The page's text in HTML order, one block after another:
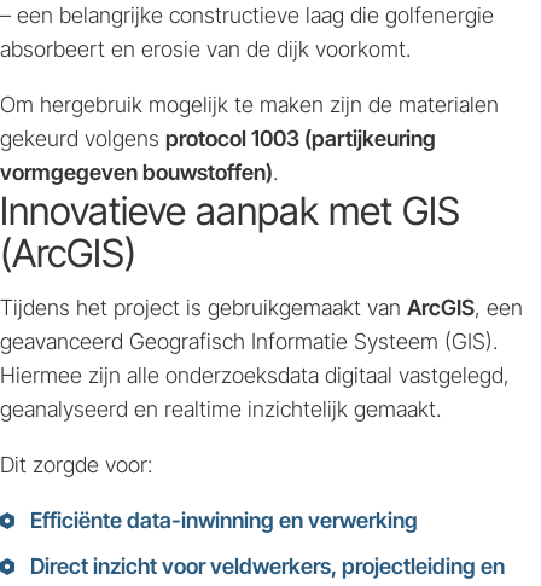
– een belangrijke constructieve laag die golfenergie
absorbeert en erosie van de dijk voorkomt.
Om hergebruik mogelijk te maken zijn de materialen
gekeurd volgens protocol 1003 (partijkeuring
vormgegeven bouwstoffen).
Innovatieve aanpak met GIS
(ArcGIS)
Tijdens het project is gebruikgemaakt van ArcGIS, een
geavanceerd Geografisch Informatie Systeem (GIS).
Hiermee zijn alle onderzoeksdata digitaal vastgelegd,
geanalyseerd en realtime inzichtelijk gemaakt.
Dit zorgde voor:
Efficiënte data-inwinning en verwerking
Direct inzicht voor veldwerkers, projectleiding en